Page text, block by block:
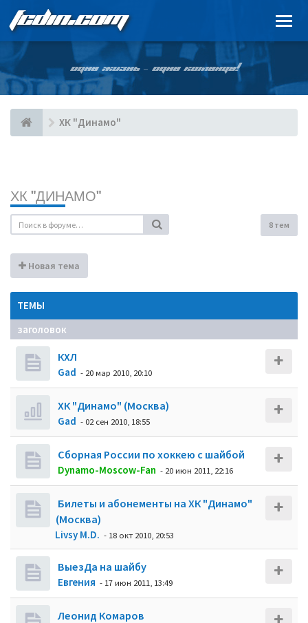
FCDIN.COM
ОДНА ЖИЗНЬ – ОДНА КОМАНДА!
ХК "Динамо"
ХК "ДИНАМО"
8 тем
Новая тема
ТЕМЫ
заголовок
КХЛ
Gad - 20 мар 2010, 20:10
ХК "Динамо" (Москва)
Gad - 02 сен 2010, 18:55
Сборная России по хоккею с шайбой
Dynamo-Moscow-Fan - 20 июн 2011, 22:16
Билеты и абонементы на ХК "Динамо"
(Москва)
Livsy M.D. - 18 окт 2010, 20:53
ВыезДа на шайбу
Евгения - 17 июн 2011, 13:49
Леонид Комаров